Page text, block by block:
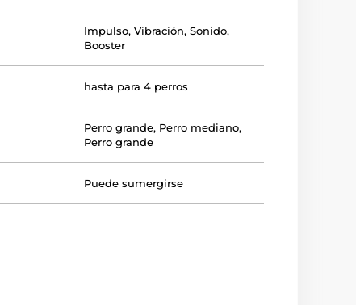
Impulso,Vibración,Sonido,
Booster
hasta para 4 perros
Perro grande, Perro mediano,
Perro grande
Puede sumergirse